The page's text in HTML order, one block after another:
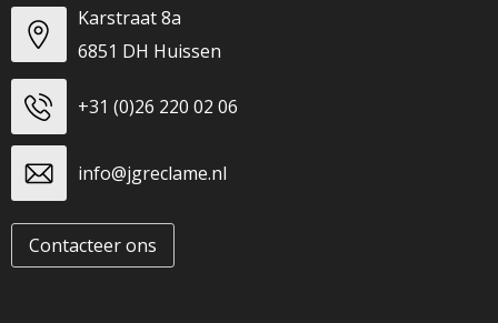
Karstraat 8a
6851 DH Huissen
+31 (0)26 220 02 06
info@jgreclame.nl
Contacteer ons